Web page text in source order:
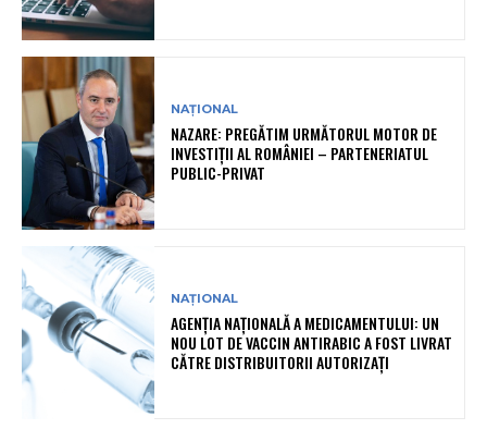
NAȚIONAL
NAZARE: PREGĂTIM URMĂTORUL MOTOR DE
INVESTIȚII AL ROMÂNIEI – PARTENERIATUL
PUBLIC-PRIVAT
NAȚIONAL
AGENȚIA NAȚIONALĂ A MEDICAMENTULUI: UN
NOU LOT DE VACCIN ANTIRABIC A FOST LIVRAT
CĂTRE DISTRIBUITORII AUTORIZAȚI